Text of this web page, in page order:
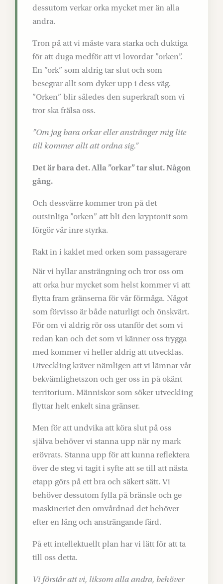
dessutom verkar orka mycket mer än alla
andra.
Tron på att vi måste vara starka och duktiga
för att duga medför att vi lovordar ”orken”.
En ”ork” som aldrig tar slut och som
besegrar allt som dyker upp i dess väg.
”Orken” blir således den superkraft som vi
tror ska frälsa oss.
”Om jag bara orkar eller anstränger mig lite
till kommer allt att ordna sig.”
Det är bara det. Alla ”orkar” tar slut. Någon
gång.
Och dessvärre kommer tron på det
outsinliga ”orken” att bli den kryptonit som
förgör vår inre styrka.
Rakt in i kaklet med orken som passagerare
När vi hyllar ansträngning och tror oss om
att orka hur mycket som helst kommer vi att
flytta fram gränserna för vår förmåga. Något
som förvisso är både naturligt och önskvärt.
För om vi aldrig rör oss utanför det som vi
redan kan och det som vi känner oss trygga
med kommer vi heller aldrig att utvecklas.
Utveckling kräver nämligen att vi lämnar vår
bekvämlighetszon och ger oss in på okänt
territorium. Människor som söker utveckling
flyttar helt enkelt sina gränser.
Men för att undvika att köra slut på oss
själva behöver vi stanna upp när ny mark
erövrats. Stanna upp för att kunna reflektera
över de steg vi tagit i syfte att se till att nästa
etapp görs på ett bra och säkert sätt. Vi
behöver dessutom fylla på bränsle och ge
maskineriet den omvårdnad det behöver
efter en lång och ansträngande färd.
På ett intellektuellt plan har vi lätt för att ta
till oss detta.
Vi förstår att vi, liksom alla andra, behöver